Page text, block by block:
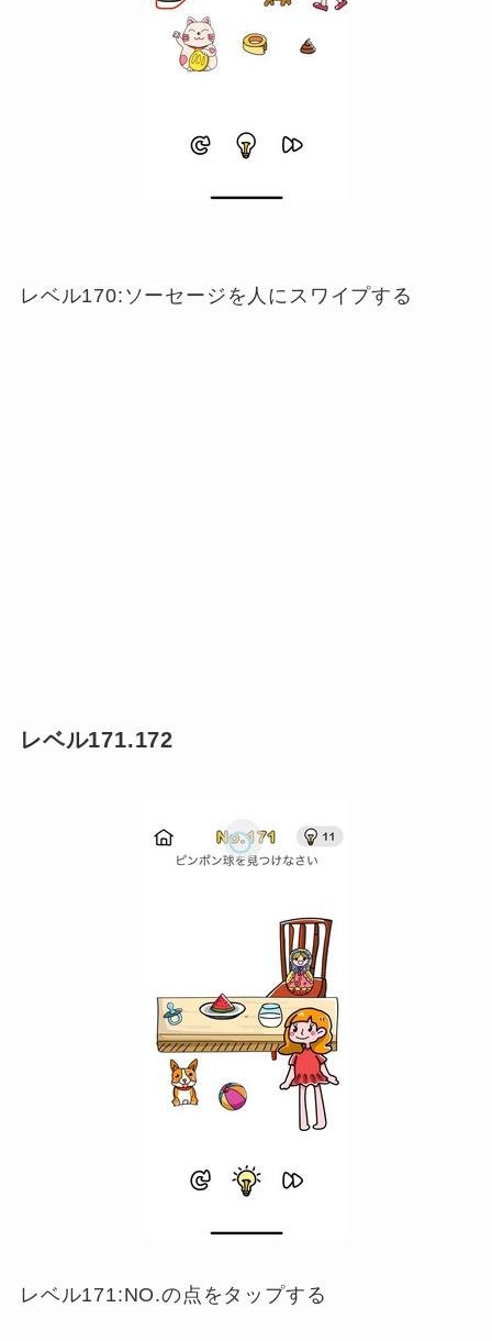
レベル170:ソーセージを人にスワイプする
レベル171.172
レベル171:NO.の点をタップする